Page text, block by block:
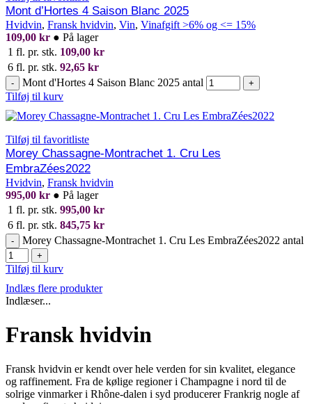
Mont d’Hortes 4 Saison Blanc 2025
Hvidvin, Fransk hvidvin, Vin, Vinafgift >6% og <= 15%
109,00 kr ● På lager
1 fl. pr. stk. 109,00 kr
6 fl. pr. stk. 92,65 kr
- Mont d'Hortes 4 Saison Blanc 2025 antal +
Tilføj til kurv
Tilføj til favoritliste
Morey Chassagne-Montrachet 1. Cru Les
EmbraZées2022
Hvidvin, Fransk hvidvin
995,00 kr ● På lager
1 fl. pr. stk. 995,00 kr
6 fl. pr. stk. 845,75 kr
- Morey Chassagne-Montrachet 1. Cru Les EmbraZées2022 antal
+
Tilføj til kurv
Indlæs flere produkter
Indlæser...
Fransk hvidvin
Fransk hvidvin er kendt over hele verden for sin kvalitet, elegance
og raffinement. Fra de kølige regioner i Champagne i nord til de
solrige vinmarker i Rhône-dalen i syd producerer Frankrig nogle af